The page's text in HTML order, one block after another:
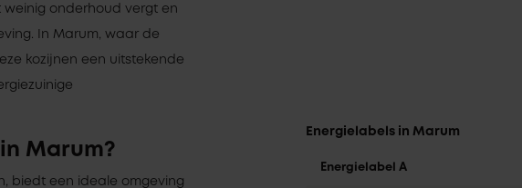
onderhoud vergt en
In Marum, waar de
kozijnen een uitstekende
Marum?
biedt een ideale omgeving
Energielabels in Marum
Energielabel A